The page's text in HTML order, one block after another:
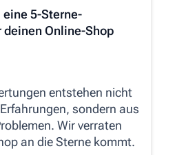
5-Sterne-
deinen Online-Shop
entstehen nicht
sondern aus
Wir verraten
an die Sterne kommt.